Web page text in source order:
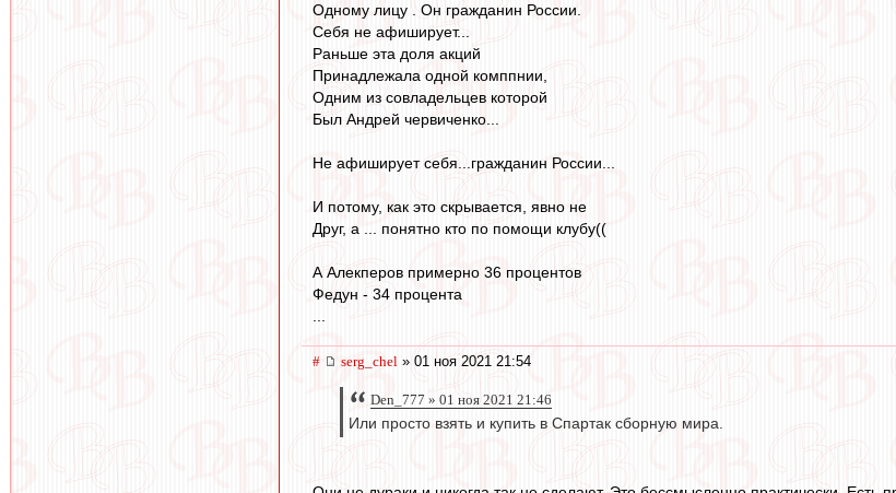
Одному лицу . Он гражданин России.
Себя не афиширует...
Раньше эта доля акций
Принадлежала одной комппнии,
Одним из совладельцев которой
Был Андрей червиченко...
Не афиширует себя...гражданин России...
И потому, как это скрывается, явно не
Друг, а ... понятно кто по помощи клубу((
А Алекперов примерно 36 процентов
Федун - 34 процента
# serg_chel » 01 ноя 2021 21:54
Den_777 » 01 ноя 2021 21:46
Или просто взять и купить в Спартак сборную мира.